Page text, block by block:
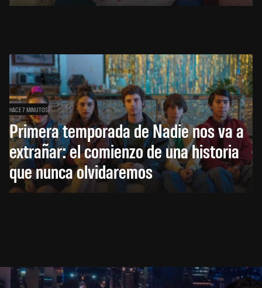
HACE 7 MINUTOS
Primera temporada de Nadie nos va a
extrañar: el comienzo de una historia
que nunca olvidaremos